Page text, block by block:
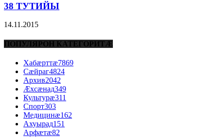
38 ТУТИЙЫ
14.11.2015
ПОПУЛЯРОН КАТЕГОРИТÆ
Хабæрттæ7869
Сæйраг4824
Архив2042
Æхсæнад349
Культурæ311
Спорт303
Медицинæ162
Ахуырад151
Арфæтæ82